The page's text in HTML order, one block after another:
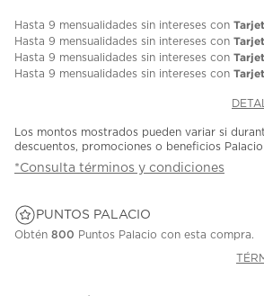
Hasta 9 mensualidades sin intereses con
Hasta 9 mensualidades sin intereses con
Hasta 9 mensualidades sin intereses con
Hasta 9 mensualidades sin intereses con
Los montos mostrados pueden variar si
descuentos, promociones o beneficios Palacio
*Consulta términos y condiciones
PUNTOS PALACIO
Obtén 800 Puntos Palacio con esta compra.